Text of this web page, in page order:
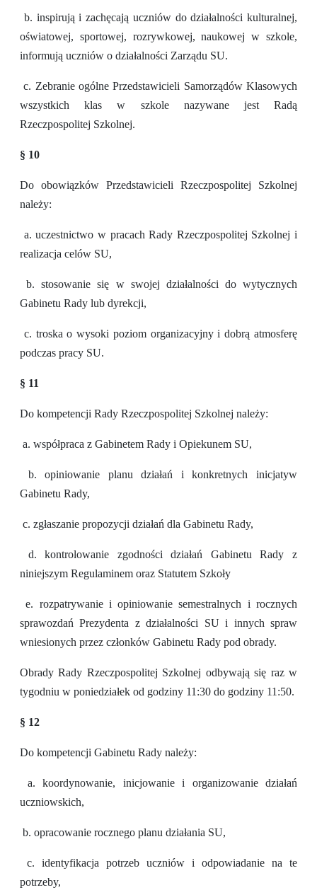
b. inspirują i zachęcają uczniów do działalności kulturalnej,
oświatowej, sportowej, rozrywkowej, naukowej w szkole,
informują uczniów o działalności Zarządu SU.
c. Zebranie ogólne Przedstawicieli Samorządów Klasowych
wszystkich klas w szkole nazywane jest Radą
Rzeczpospolitej Szkolnej.
§ 10
Do obowiązków Przedstawicieli Rzeczpospolitej Szkolnej
należy:
a. uczestnictwo w pracach Rady Rzeczpospolitej Szkolnej i
realizacja celów SU,
b. stosowanie się w swojej działalności do wytycznych
Gabinetu Rady lub dyrekcji,
c. troska o wysoki poziom organizacyjny i dobrą atmosferę
podczas pracy SU.
§ 11
Do kompetencji Rady Rzeczpospolitej Szkolnej należy:
a. współpraca z Gabinetem Rady i Opiekunem SU,
b. opiniowanie planu działań i konkretnych inicjatyw
Gabinetu Rady,
c. zgłaszanie propozycji działań dla Gabinetu Rady,
d. kontrolowanie zgodności działań Gabinetu Rady z
niniejszym Regulaminem oraz Statutem Szkoły
e. rozpatrywanie i opiniowanie semestralnych i rocznych
sprawozdań Prezydenta z działalności SU i innych spraw
wniesionych przez członków Gabinetu Rady pod obrady.
Obrady Rady Rzeczpospolitej Szkolnej odbywają się raz w
tygodniu w poniedziałek od godziny 11:30 do godziny 11:50.
§ 12
Do kompetencji Gabinetu Rady należy:
a. koordynowanie, inicjowanie i organizowanie działań
uczniowskich,
b. opracowanie rocznego planu działania SU,
c. identyfikacja potrzeb uczniów i odpowiadanie na te
potrzeby,